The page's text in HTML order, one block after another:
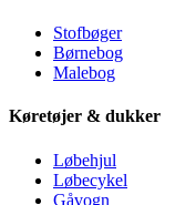
Stofbøger
Børnebog
Malebog
Køretøjer & dukker
Løbehjul
Løbecykel
Gåvogn